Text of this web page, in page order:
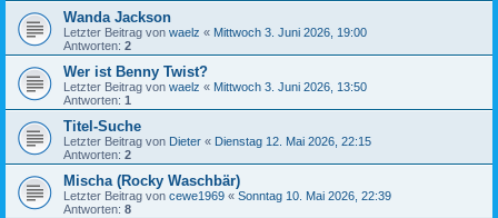
Wanda Jackson
Letzter Beitrag von waelz « Mittwoch 3. Juni 2026, 19:00
Antworten: 2
Wer ist Benny Twist?
Letzter Beitrag von waelz « Mittwoch 3. Juni 2026, 13:50
Antworten: 1
Titel-Suche
Letzter Beitrag von Dieter « Dienstag 12. Mai 2026, 22:15
Antworten: 2
Mischa (Rocky Waschbär)
Letzter Beitrag von cewe1969 « Sonntag 10. Mai 2026, 22:39
Antworten: 8